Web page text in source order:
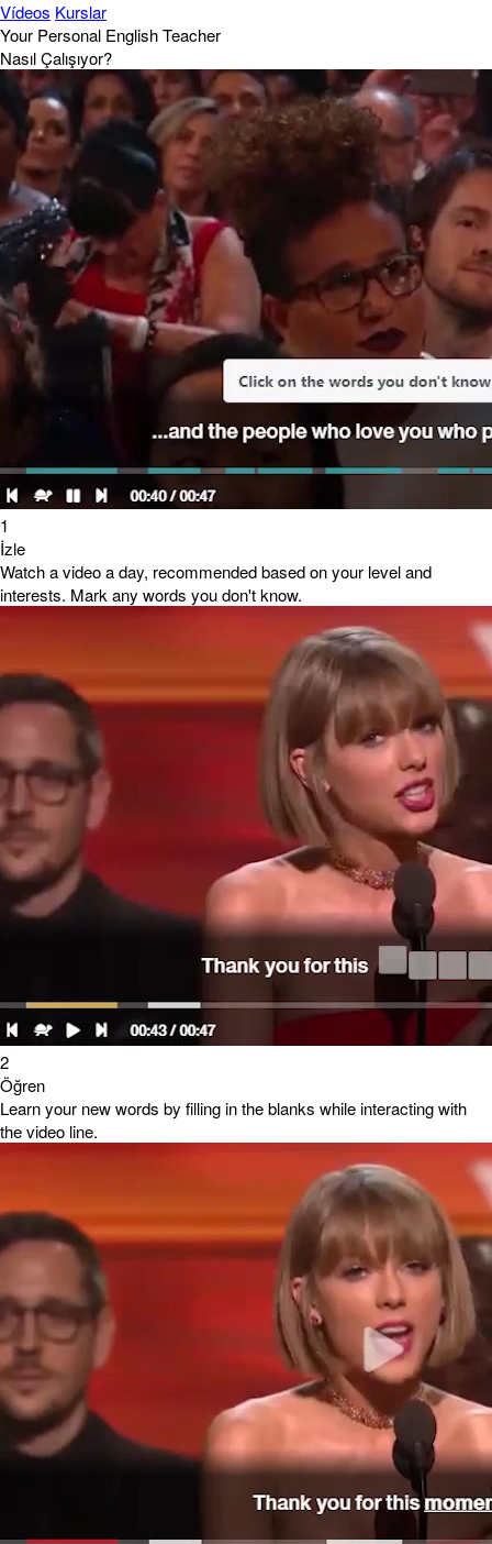
Vídeos Kurslar
Your Personal English Teacher
Nasıl Çalışıyor?
1
İzle
Watch a video a day, recommended based on your level and
interests. Mark any words you don't know.
2
Öğren
Learn your new words by filling in the blanks while interacting with
the video line.